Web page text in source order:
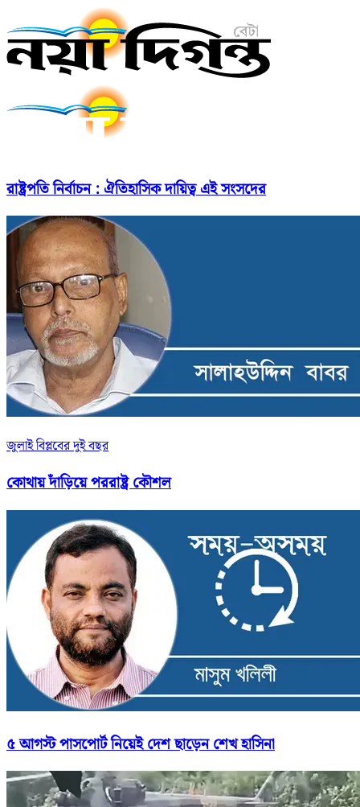
রাষ্ট্রপতি নির্বাচন : ঐতিহাসিক দায়িত্ব এই সংসদের
জুলাই বিপ্লবের দুই বছর
কোথায় দাঁড়িয়ে পররাষ্ট্র কৌশল
৫ আগস্ট পাসপোর্ট নিয়েই দেশ ছাড়েন শেখ হাসিনা